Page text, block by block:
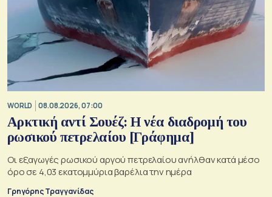
WORLD 08.08.2026, 07:00
Αρκτική αντί Σουέζ: Η νέα διαδρομή του
ρωσικού πετρελαίου [Γράφημα]
Οι εξαγωγές ρωσικού αργού πετρελαίου ανήλθαν κατά μέσο
όρο σε 4,03 εκατομμύρια βαρέλια την ημέρα
Γρηγόρης Τραγγανίδας